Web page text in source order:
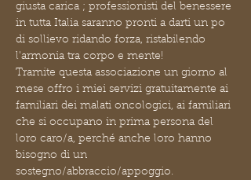
giusta carica ; professionisti del benessere
in tutta Italia saranno pronti a darti un po
di sollievo ridando forza, ristabilendo
l'armonia tra corpo e mente!
Tramite questa associazione un giorno al
mese offro i miei servizi gratuitamente ai
familiari dei malati oncologici, ai familiari
che si occupano in prima persona del
loro caro/a, perché anche loro hanno
bisogno di un
sostegno/abbraccio/appoggio.